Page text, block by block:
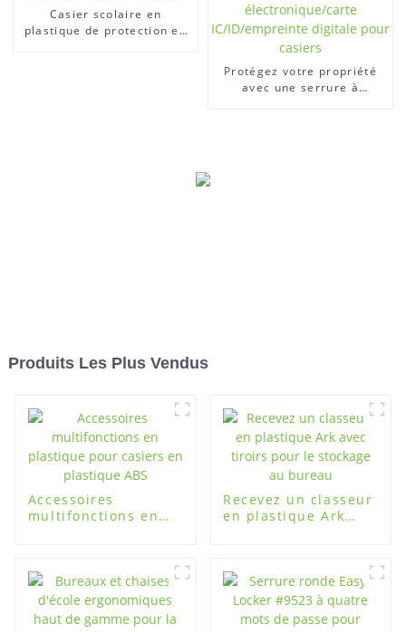
Casier scolaire en
plastique de protection en
Protégez votre propriété
avec une serrure à
Produits Les Plus Vendus
Accessoires
multifonctions en
Recevez un classeur
en plastique Ark